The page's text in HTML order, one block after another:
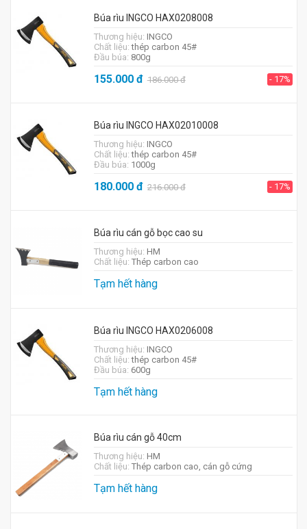
Búa rìu INGCO HAX0208008
Thương hiệu: INGCO
Chất liệu:thép carbon 45#
Đầu búa: 800g
155.000đ 186.000đ - 17%
Búa rìu INGCO HAX02010008
Thương hiệu: INGCO
Chất liệu:thép carbon 45#
Đầu búa: 1000g
180.000đ 216.000đ - 17%
Búa rìu cán gỗ bọc cao su
Thương hiệu: HM
Chất liệu: Thép carbon cao
Tạm hết hàng
Búa rìu INGCO HAX0206008
Thương hiệu: INGCO
Chất liệu:thép carbon 45#
Đầu búa: 600g
Tạm hết hàng
Búa rìu cán gỗ 40cm
Thương hiệu: HM
Chất liệu: Thép carbon cao, cán gỗ cứng
Tạm hết hàng